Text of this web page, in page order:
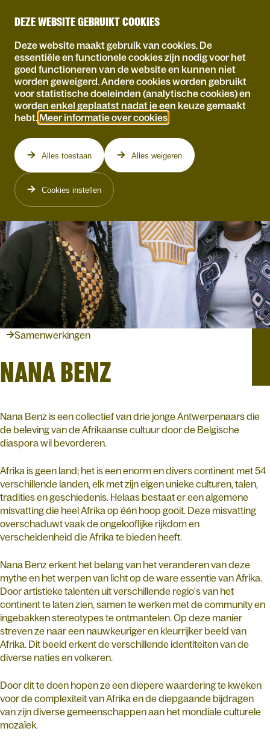
DEZE WEBSITE GEBRUIKT COOKIES
Deze website maakt gebruik van cookies. De
essentiële en functionele cookies zijn nodig voor het
goed functioneren van de website en kunnen niet
worden geweigerd. Andere cookies worden gebruikt
voor statistische doeleinden (analytische cookies) en
worden enkel geplaatst nadat je een keuze gemaakt
hebt. Meer informatie over cookies
Alles toestaan Alles weigeren
Cookies instellen
Samenwerkingen
NANA BENZ
Nana Benz is een collectief van drie jonge Antwerpenaars die
de beleving van de Afrikaanse cultuur door de Belgische
diaspora wil bevorderen.
Afrika is geen land; het is een enorm en divers continent met 54
verschillende landen, elk met zijn eigen unieke culturen, talen,
tradities en geschiedenis. Helaas bestaat er een algemene
misvatting die heel Afrika op één hoop gooit. Deze misvatting
overschaduwt vaak de ongelooflijke rijkdom en
verscheidenheid die Afrika te bieden heeft.
Nana Benz erkent het belang van het veranderen van deze
mythe en het werpen van licht op de ware essentie van Afrika.
Door artistieke talenten uit verschillende regio's van het
continent te laten zien, samen te werken met de community en
ingebakken stereotypes te ontmantelen. Op deze manier
streven ze naar een nauwkeuriger en kleurrijker beeld van
Afrika. Dit beeld erkent de verschillende identiteiten van de
diverse naties en volkeren.
Door dit te doen hopen ze een diepere waardering te kweken
voor de complexiteit van Afrika en de diepgaande bijdragen
van zijn diverse gemeenschappen aan het mondiale culturele
mozaïek.